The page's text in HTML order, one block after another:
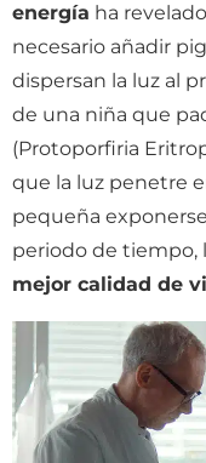
energía ha
necesario añadir
dispersan la luz al
de una niña que
(Protoporfiria
que la luz penetre
pequeña
periodo de tiempo,
mejor calidad de